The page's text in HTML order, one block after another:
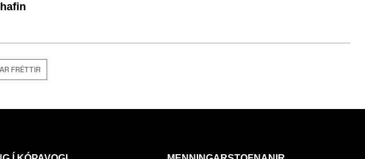
FRÉTTIR